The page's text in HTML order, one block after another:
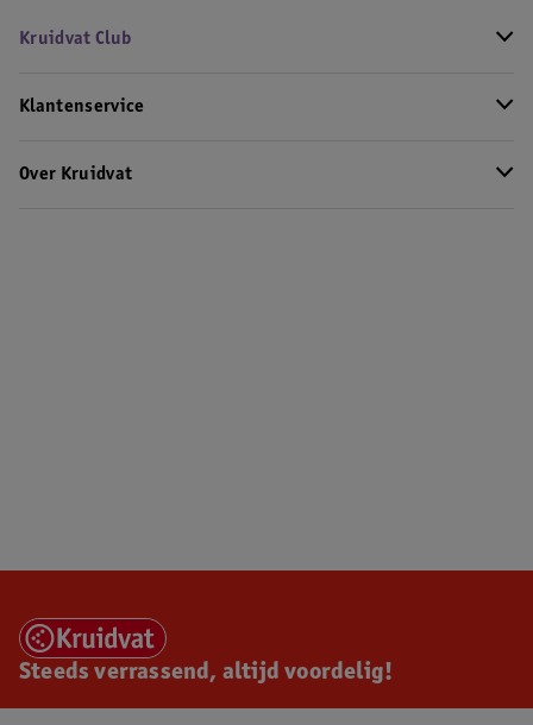
Kruidvat Club
Klantenservice
Over Kruidvat
Steeds verrassend, altijd voordelig!